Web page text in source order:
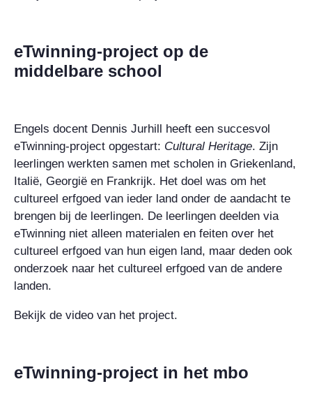
eTwinning-project op de
middelbare school
Engels docent Dennis Jurhill heeft een succesvol
eTwinning-project opgestart: Cultural Heritage. Zijn
leerlingen werkten samen met scholen in Griekenland,
Italië, Georgië en Frankrijk. Het doel was om het
cultureel erfgoed van ieder land onder de aandacht te
brengen bij de leerlingen. De leerlingen deelden via
eTwinning niet alleen materialen en feiten over het
cultureel erfgoed van hun eigen land, maar deden ook
onderzoek naar het cultureel erfgoed van de andere
landen.
Bekijk de video van het project.
eTwinning-project in het mbo